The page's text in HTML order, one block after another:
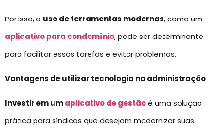
Por isso, o uso de ferramentas modernas, como um
aplicativo para condomínio, pode ser determinante
para facilitar essas tarefas e evitar problemas.
Vantagens de utilizar tecnologia na administração
Investir em umaplicativo de gestãoé uma solução
prática para síndicos que desejam modernizar suas